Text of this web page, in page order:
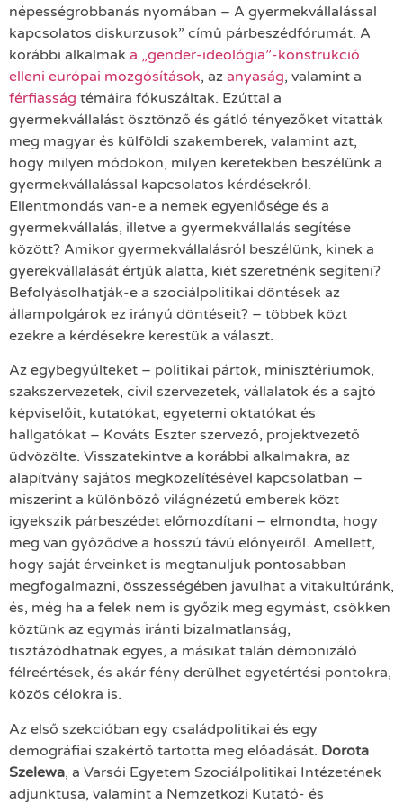
népességrobbanás nyomában – A gyermekvállalással
kapcsolatos diskurzusok” című párbeszédfórumát. A
korábbi alkalmak a „gender-ideológia”-konstrukció
elleni európai mozgósítások, az anyaság, valamint a
férfiasság témáira fókuszáltak. Ezúttal a
gyermekvállalást ösztönző és gátló tényezőket vitatták
meg magyar és külföldi szakemberek, valamint azt,
hogy milyen módokon, milyen keretekben beszélünk a
gyermekvállalással kapcsolatos kérdésekről.
Ellentmondás van-e a nemek egyenlősége és a
gyermekvállalás, illetve a gyermekvállalás segítése
között? Amikor gyermekvállalásról beszélünk, kinek a
gyerekvállalását értjük alatta, kiét szeretnénk segíteni?
Befolyásolhatják-e a szociálpolitikai döntések az
állampolgárok ez irányú döntéseit? – többek közt
ezekre a kérdésekre kerestük a választ.
Az egybegyűlteket – politikai pártok, minisztériumok,
szakszervezetek, civil szervezetek, vállalatok és a sajtó
képviselőit, kutatókat, egyetemi oktatókat és
hallgatókat – Kováts Eszter szervező, projektvezető
üdvözölte. Visszatekintve a korábbi alkalmakra, az
alapítvány sajátos megközelítésével kapcsolatban –
miszerint a különböző világnézetű emberek közt
igyekszik párbeszédet előmozdítani – elmondta, hogy
meg van győződve a hosszú távú előnyeiről. Amellett,
hogy saját érveinket is megtanuljuk pontosabban
megfogalmazni, összességében javulhat a vitakultúránk,
és, még ha a felek nem is győzik meg egymást, csökken
köztünk az egymás iránti bizalmatlanság,
tisztázódhatnak egyes, a másikat talán démonizáló
félreértések, és akár fény derülhet egyetértési pontokra,
közös célokra is.
Az első szekcióban egy családpolitikai és egy
demográfiai szakértő tartotta meg előadását. Dorota
Szelewa, a Varsói Egyetem Szociálpolitikai Intézetének
adjunktusa, valamint a Nemzetközi Kutató- és